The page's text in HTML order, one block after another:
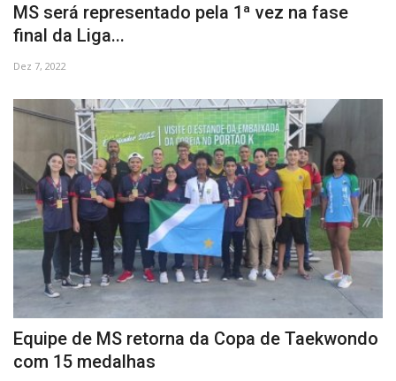
MS será representado pela 1ª vez na fase
final da Liga...
Dez 7, 2022
Equipe de MS retorna da Copa de Taekwondo
com 15 medalhas